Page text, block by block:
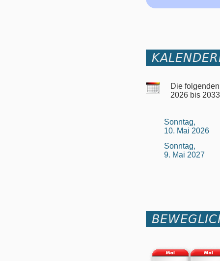
Die
2026 bis 2033
Sonntag,
10. Mai 2026
Sonntag,
9. Mai 2027